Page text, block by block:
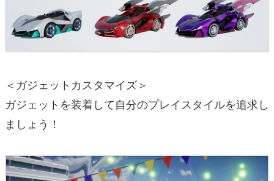
＜ガジェットカスタマイズ＞
ガジェットを装着して自分のプレイスタイルを追求し
ましょう！